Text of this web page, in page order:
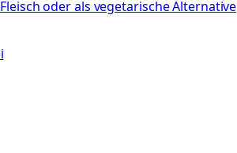
oder als vegetarische Alternative